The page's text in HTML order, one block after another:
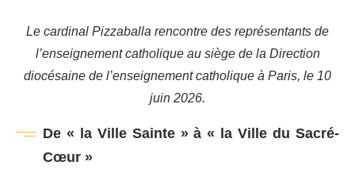
Le cardinal Pizzaballa rencontre des représentants de
l’enseignement catholique au siège de la Direction
diocésaine de l’enseignement catholique à Paris, le 10
juin 2026.
De « la Ville Sainte » à « la Ville du Sacré-
Cœur »